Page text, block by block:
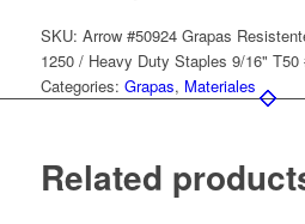
SKU: Arrow #50924 Grapas
1250 / Heavy Duty Staples 9/16" T50
Categories: Grapas, Materiales
Related